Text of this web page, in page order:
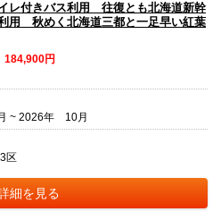
レ付きバス利用 往復とも北海道新幹
用 秋めく北海道三都と一足早い紅葉
184,900円
~ 2026年 10月
区
細を見る